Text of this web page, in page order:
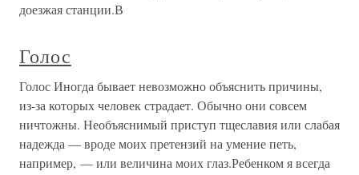
доезжая станции.В
Голос
Голос Иногда бывает невозможно объяснить причины,
из-за которых человек страдает. Обычно они совсем
ничтожны. Необъяснимый приступ тщеславия или слабая
надежда — вроде моих претензий на умение петь,
например, — или величина моих глаз.Ребенком я всегда